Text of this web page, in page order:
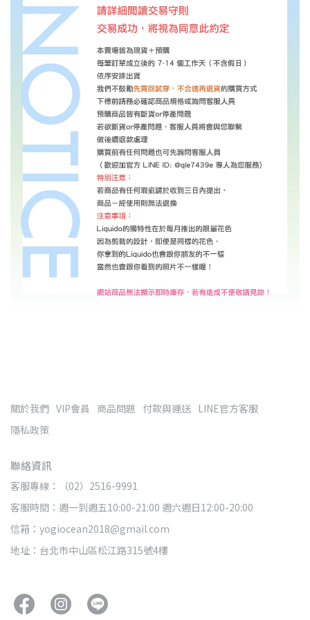
關於我們 VIP會員 商品問題 付款與運送 LINE官方客服
隱私政策
聯絡資訊
客服專線：（02）2516-9991
客服時間：週一到週五10:00-21:00 週六週日12:00-20:00
信箱：yogiocean2018@gmail.com
地址：台北市中山區松江路315號4樓